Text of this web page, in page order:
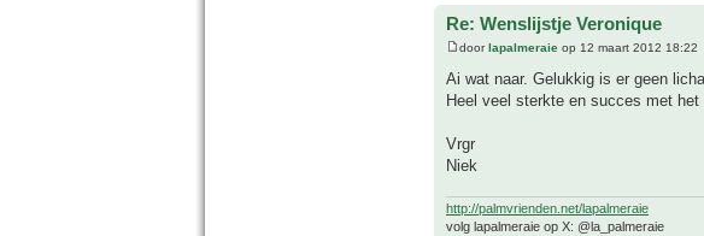
Re: Wenslijstje Veronique
doorlapalmeraie op 12 maart 2012 18:22
Ai wat naar. Gelukkig is er geen
Heel veel sterkte en succes met het
Vrgr
Niek
http://palmvrienden.net/lapalmeraie
volg lapalmeraie op X: @la_palmeraie